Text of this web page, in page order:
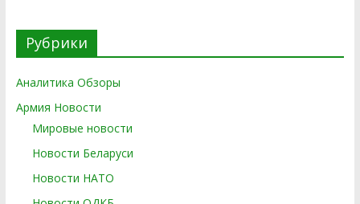
Рубрики
Аналитика Обзоры
Армия Новости
Мировые новости
Новости Беларуси
Новости НАТО